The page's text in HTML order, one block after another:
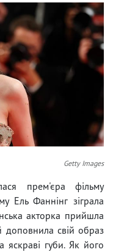
Getty Images
прем'єра фільму
Ель Фаннінг зіграла
акторка прийшла
доповнила свій образ
губи. Як його